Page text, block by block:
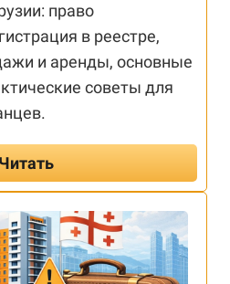
право
в реестре,
и аренды, основные
советы для
Читать